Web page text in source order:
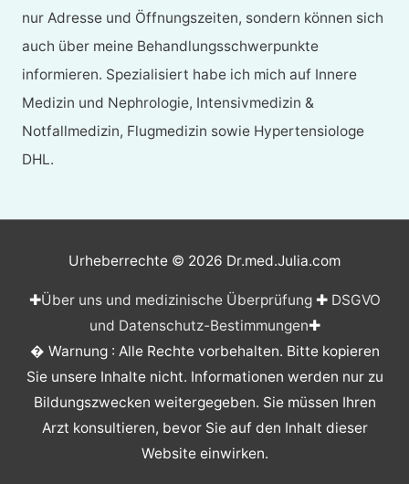
nur Adresse und Öffnungszeiten, sondern können sich
auch über meine Behandlungsschwerpunkte
informieren. Spezialisiert habe ich mich auf Innere
Medizin und Nephrologie, Intensivmedizin &
Notfallmedizin, Flugmedizin sowie Hypertensiologe
DHL.
Urheberrechte © 2026 Dr.med.Julia.com
✚Über uns und medizinische Überprüfung✚ DSGVO
und Datenschutz-Bestimmungen✚
� Warnung : Alle Rechte vorbehalten. Bitte kopieren
Sie unsere Inhalte nicht. Informationen werden nur zu
Bildungszwecken weitergegeben. Sie müssen Ihren
Arzt konsultieren, bevor Sie auf den Inhalt dieser
Website einwirken.